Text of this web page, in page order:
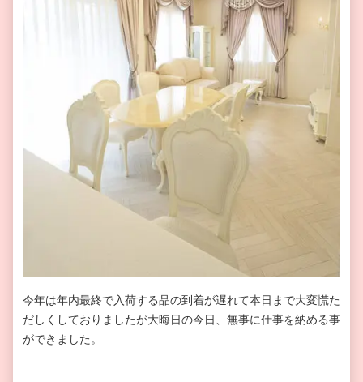
今年は年内最終で入荷する品の到着が遅れて本日まで大変慌た
だしくしておりましたが大晦日の今日、無事に仕事を納める事
ができました。